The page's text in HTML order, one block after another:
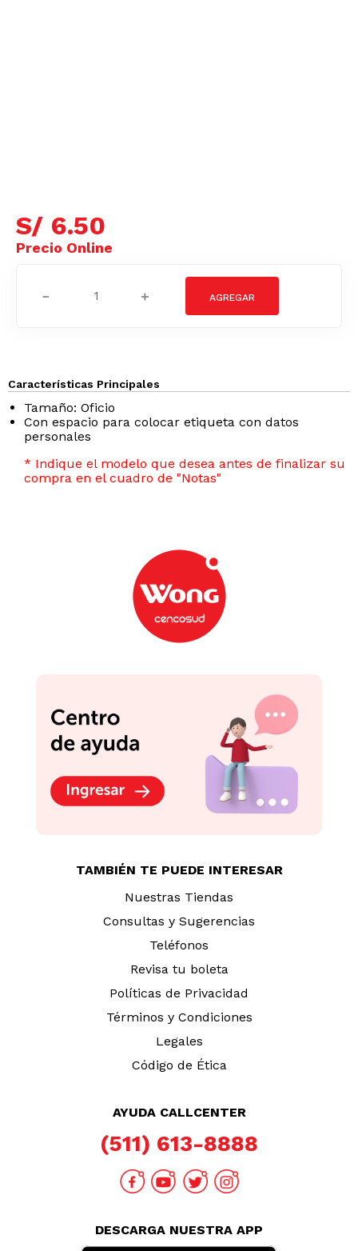
S/ 6.50
＋
－
Características Principales
Tamaño: Oficio
Con espacio para colocar etiqueta con datos
personales
* Indique el modelo que desea antes de finalizar su
compra en el cuadro de "Notas"
Artesco Mica Porta
Papel Classic A4 Bolsa
10 unid
Cuaderno Standford 80
Hojas T-R Som Mitzy
.50
TAMBIÉN TE PUEDE INTERESAR
Nuestras Tiendas
Teléfonos
Revisa tu boleta
Políticas de Privacidad
Términos y Condiciones
Código de Ética